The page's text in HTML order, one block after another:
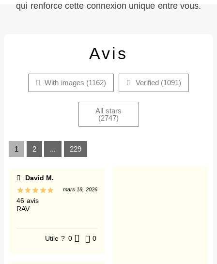
qui renforce cette connexion unique entre vous.
Avis
With images (1162) Verified (1091)
All stars
(2747)
1 2 ... 229
David M.
46 avis
mars 18, 2026
RAV
Utile ? 0 0